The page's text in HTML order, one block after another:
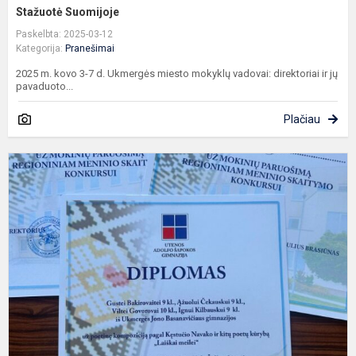
Stažuotė Suomijoje
Paskelbta: 2025-03-12
Kategorija: Pranešimai
2025 m. kovo 3-7 d. Ukmergės miesto mokyklų vadovai: direktoriai ir jų
pavaduoto...
Plačiau